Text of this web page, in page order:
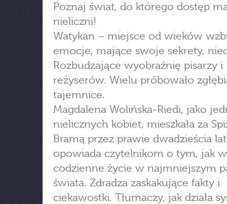
Poznaj świat, do którego dostęp
nieliczni!
Watykan – miejsce od wieków
emocje, mające swoje sekrety,
Rozbudzające wyobraźnię pisarzy i
reżyserów. Wielu próbowało
tajemnice.
Magdalena Wolińska-Riedi, jako
nielicznych kobiet, mieszkała za
Bramą przez prawie dwadzieścia
opowiada czytelnikom o tym, jak
codzienne życie w najmniejszym
świata. Zdradza zaskakujące fakty i
ciekawostki. Tłumaczy, jak działa